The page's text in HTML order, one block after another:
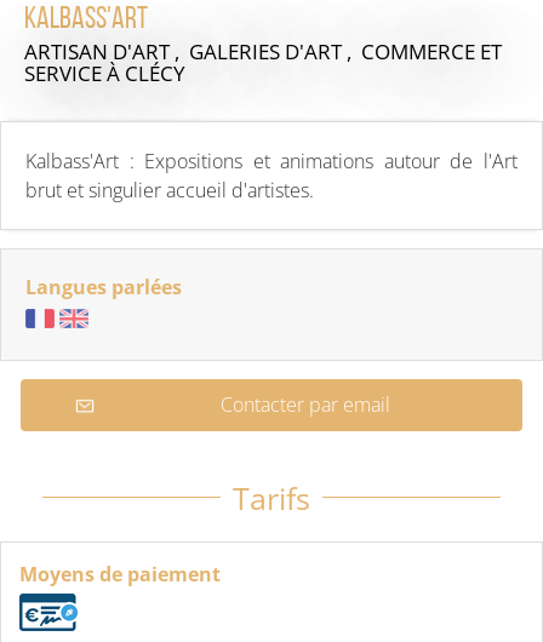
Kalbass'Art
ARTISAN D'ART , GALERIES D'ART , COMMERCE ET
SERVICEÀ CLÉCY
Kalbass'Art : Expositions et animations autour de l'Art
brut et singulier accueil d'artistes.
Langues parlées
Contacter par email
Tarifs
Moyens de paiement